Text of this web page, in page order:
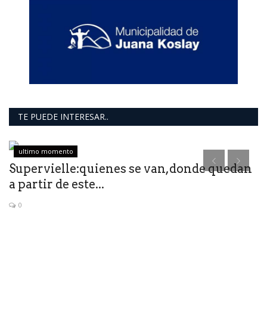
TE PUEDE INTERESAR..
ultimo momento
Supervielle:quienes se van,donde quedan
a partir de este...
0